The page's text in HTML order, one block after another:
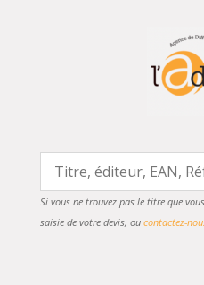
Si vous ne trouvez pas le titre que
saisie de votre devis, ou contactez-